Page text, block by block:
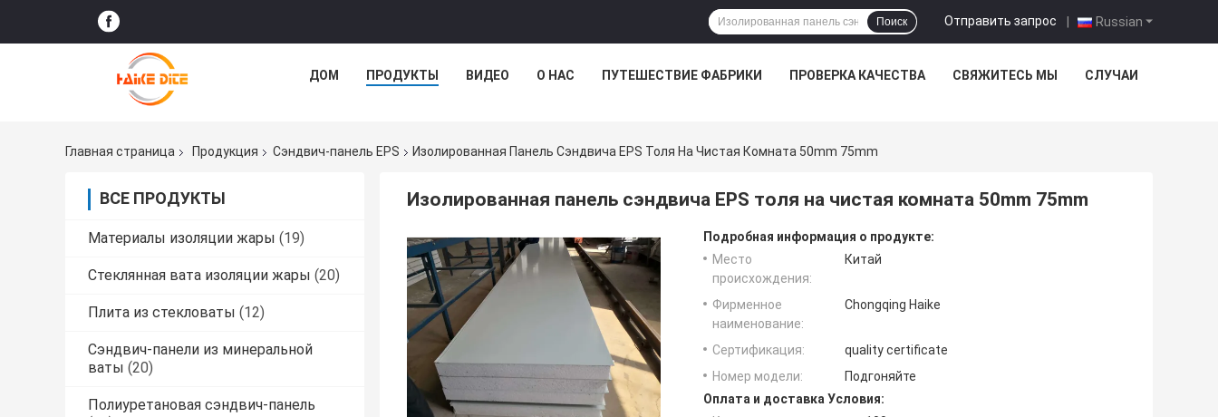
Russian
Отправить запрос |
Поиск
ДОМ ПРОДУКТЫ ВИДЕО О НАС ПУТЕШЕСТВИЕ ФАБРИКИ ПРОВЕРКА КАЧЕСТВА СВЯЖИТЕСЬ МЫ СЛУЧАИ
Главная страница Продукция Сэндвич-панель EPS Изолированная Панель Сэндвича EPS Толя На Чистая Комната 50mm 75mm
ВСЕ ПРОДУКТЫ
Материалы изоляции жары (19)
Стеклянная вата изоляции жары (20)
Плита из стекловаты (12)
Сэндвич-панели из минеральной
ваты (20)
Полиуретановая сэндвич-панель
Изолированная панель сэндвича EPS толя на чистая комната 50mm 75mm
Подробная информация о продукте:
Место
происхождения:
Китай
Фирменное
наименование:
Chongqing Haike
Сертификация:
quality certificate
Номер модели:
Подгоняйте
Оплата и доставка Условия: